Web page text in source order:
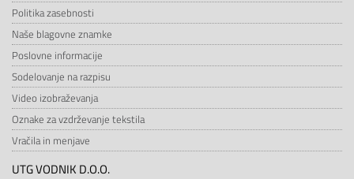
Politika zasebnosti
Naše blagovne znamke
Poslovne informacije
Sodelovanje na razpisu
Video izobraževanja
Oznake za vzdrževanje tekstila
Vračila in menjave
UTG VODNIK D.O.O.